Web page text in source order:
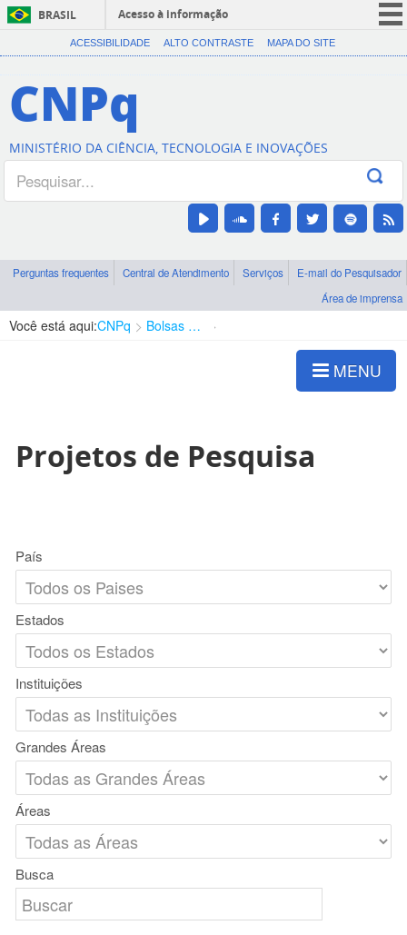
BRASIL
Acesso à informação
CORONAVÍRUS (COVID-19)
Canais
ACESSIBILIDADE ALTO CONTRASTE MAPA DO SITE
CNPq
MINISTÉRIO DA CIÊNCIA, TECNOLOGIA E INOVAÇÕES
Perguntas frequentes Central de Atendimento Serviços
E-mail do Pesquisador
Área de imprensa
Você está aqui:CNPq Bolsas e Auxílios Vigentes
MENU
Projetos de Pesquisa
País
Estados
Instituições
Grandes Áreas
Áreas
Busca